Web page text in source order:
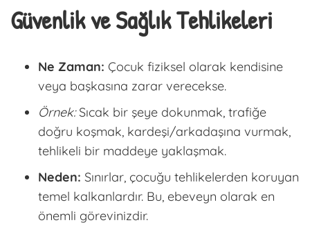
Güvenlik ve Sağlık Tehlikeleri
Ne Zaman: Çocuk fiziksel olarak kendisine
veya başkasına zarar verecekse.
Örnek:Sıcak bir şeye dokunmak, trafiğe
doğru koşmak, kardeşi/arkadaşına vurmak,
tehlikeli bir maddeye yaklaşmak.
Neden: Sınırlar, çocuğu tehlikelerden koruyan
temel kalkanlardır. Bu, ebeveyn olarak en
önemli görevinizdir.